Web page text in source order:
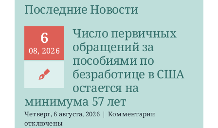
Последние Новости
6
08, 2026
Число первичных
обращений за
пособиями по
безработице в США
остается на
минимума 57 лет
Четверг, 6 августа, 2026 | Комментариик
отключены